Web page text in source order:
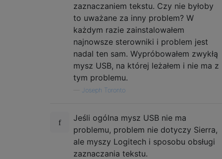
zaznaczaniem tekstu. Czy nie byłoby
to uważane za inny problem? W
każdym razie zainstalowałem
najnowsze sterowniki i problem jest
nadal ten sam. Wypróbowałem zwykłą
mysz USB, na której leżałem i nie ma z
tym problemu.
Joseph Toronto
Jeśli ogólna mysz USB nie ma
problemu, problem nie dotyczy Sierra,
ale myszy Logitech i sposobu obsługi
zaznaczania tekstu.